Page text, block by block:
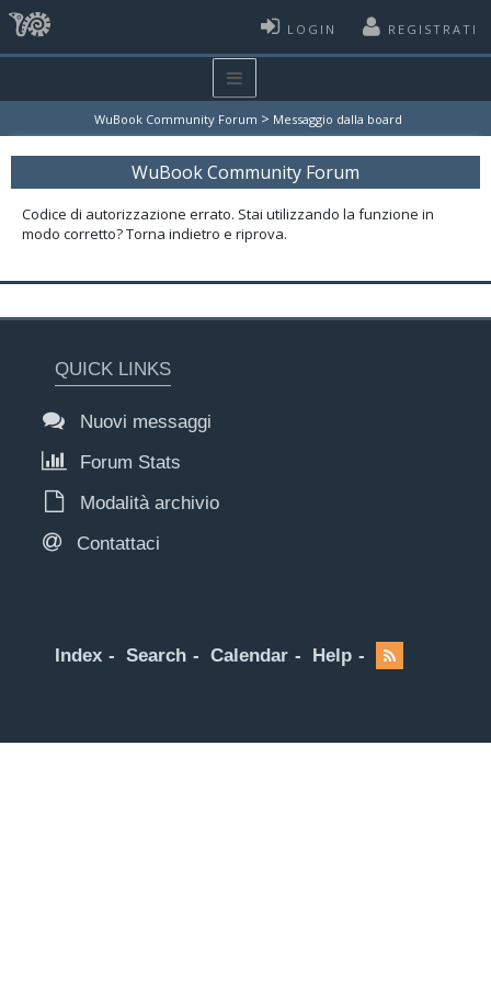
LOGIN REGISTRATI
WuBook Community Forum > Messaggio dalla board
WuBook Community Forum
Codice di autorizzazione errato. Stai utilizzando la funzione in
modo corretto? Torna indietro e riprova.
QUICK LINKS
Nuovi messaggi
Forum Stats
Modalità archivio
Contattaci
Index Search Calendar Help